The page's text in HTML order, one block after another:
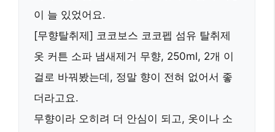
이 늘 있었어요.
[무향탈취제] 코코보스 코코펩 섬유 탈취제
옷 커튼 소파 냄새제거 무향, 250ml, 2개 이
걸로 바꿔봤는데, 정말 향이 전혀 없어서 좋
더라고요.
무향이라 오히려 더 안심이 되고, 옷이나 소